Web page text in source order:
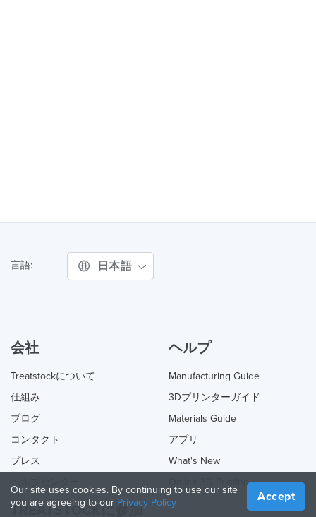
言語: 日本語
会社
Treatstockについて
仕組み
ブログ
コンタクト
プレス
ヘルプ
Manufacturing Guide
3Dプリンターガイド
Materials Guide
アプリ
What's New
Online 3D Printing
TREATSTOCKに参加
Our site uses cookies. By continuing to use our site
you are agreeing to our Privacy Policy Accept